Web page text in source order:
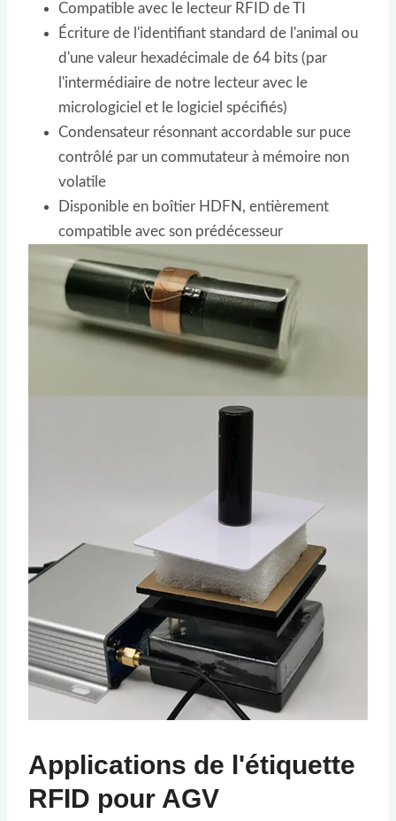
Compatible avec le lecteur RFID de TI
Écriture de l'identifiant standard de l'animal ou
d'une valeur hexadécimale de 64 bits (par
l'intermédiaire de notre lecteur avec le
micrologiciel et le logiciel spécifiés)
Condensateur résonnant accordable sur puce
contrôlé par un commutateur à mémoire non
volatile
Disponible en boîtier HDFN, entièrement
compatible avec son prédécesseur
Applications de l'étiquette
RFID pour AGV